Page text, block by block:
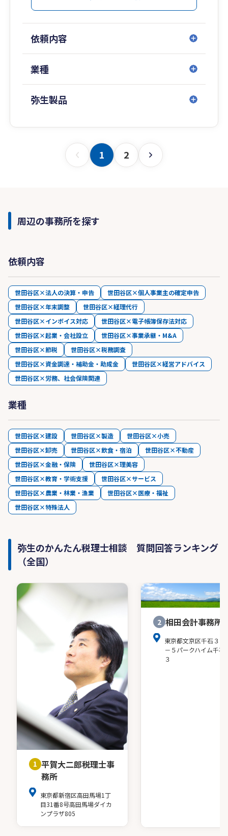
依頼内容
業種
弥生製品
1 2
周辺の事務所を探す
依頼内容
世田谷区×法人の決算・申告
世田谷区×個人事業主の確定申告
世田谷区×年末調整
世田谷区×経理代行
世田谷区×インボイス対応
世田谷区×電子帳簿保存法対応
世田谷区×起業・会社設立
世田谷区×事業承継・M&A
世田谷区×節税
世田谷区×税務調査
世田谷区×資金調達・補助金・助成金
世田谷区×経営アドバイス
世田谷区×労務、社会保険関連
業種
世田谷区×建設 世田谷区×製造
世田谷区×小売
世田谷区×卸売
世田谷区×飲食・宿泊
世田谷区×不動産
世田谷区×金融・保険
世田谷区×理美容
世田谷区×教育・学術支援
世田谷区×サービス
世田谷区×農業・林業・漁業
世田谷区×医療・福祉
世田谷区×特殊法人
弥生のかんたん税理士相談 質問回答ランキング
（全国）
1 平賀大二郎税理士事
務所
東京都新宿区高田馬場1丁
目31番8号高田馬場ダイカ
ンプラザ805
2 相田会計事務所
東京都文京区千石３－
－５パークハイム千石
３